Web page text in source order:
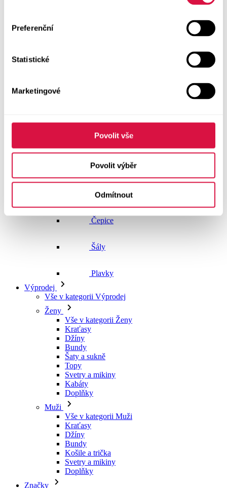
Preferenční
Statistické
Marketingové
Povolit vše
Povolit výběr
Odmítnout
Pásky
Peněženky
Tašky
Vše v kategorii Výprodej
Ženy
Vše v kategorii Ženy
Kraťasy
Džíny
Bundy
Šaty a sukně
Topy
Svetry a mikiny
Kabáty
Doplňky
Vše v kategorii Muži
Kraťasy
Džíny
Bundy
Košile a trička
Svetry a mikiny
Doplňky
Všechny značky Značky